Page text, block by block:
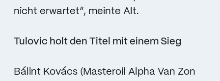
nicht erwartet“, meinte Alt.
Tulovic holt den Titel mit einem Sieg
Bálint Kovács (Masteroil Alpha Van Zon